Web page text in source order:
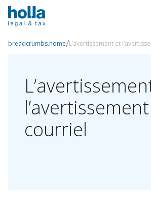
breadcrumbs.home/L’avertissement et
l’avertissement
courriel